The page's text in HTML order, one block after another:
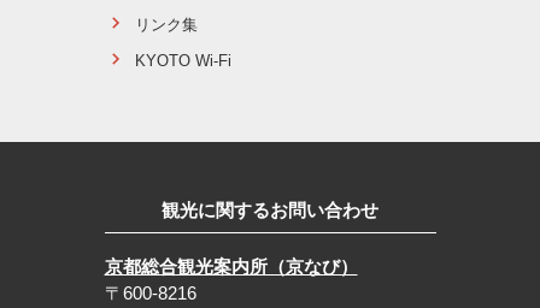
リンク集
KYOTO Wi-Fi
観光に関するお問い合わせ
京都総合観光案内所（京なび）
〒600-8216